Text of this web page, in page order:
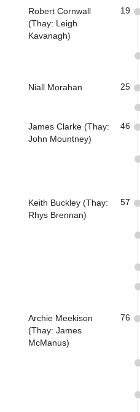
Robert Cornwall
(Thay: Leigh
Kavanagh)
19
Niall Morahan 25
James Clarke (Thay:
John Mountney)
46
Keith Buckley (Thay:
Rhys Brennan)
57
Archie Meekison
(Thay: James
McManus)
76